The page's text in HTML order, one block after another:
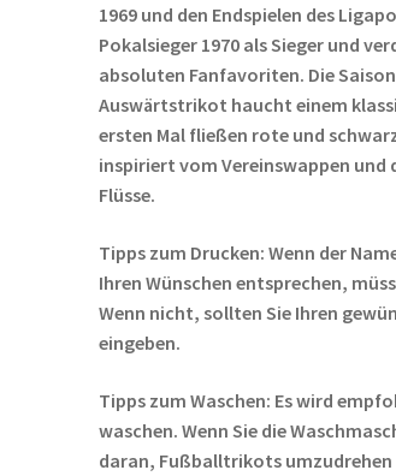
1969 und den Endspielen des
Pokalsieger 1970 als Sieger und
absoluten Fanfavoriten. Die
Auswärtstrikot haucht einem
ersten Mal fließen rote und
inspiriert vom Vereinswappen und
Flüsse.
Tipps zum Drucken: Wenn der
Ihren Wünschen entsprechen,
Wenn nicht, sollten Sie Ihren
eingeben.
Tipps zum Waschen: Es wird
waschen. Wenn Sie die
daran, Fußballtrikots umzudrehen